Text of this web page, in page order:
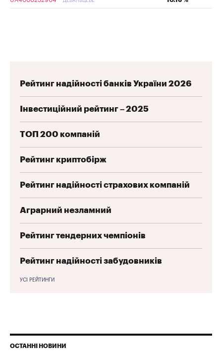
Рейтинг надійності банків України 2026
Інвестиційний рейтинг – 2025
ТОП 200 компаній
Рейтинг криптобірж
Рейтинг надійності страхових компаній
Аграрний незламний
Рейтинг тендерних чемпіонів
Рейтинг надійності забудовників
УСІ РЕЙТИНГИ
ОСТАННІ НОВИНИ